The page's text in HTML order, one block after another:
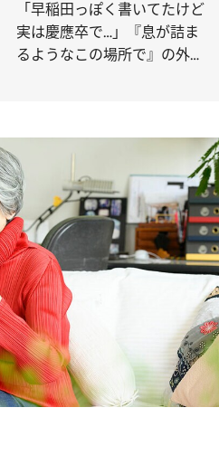
「早稲田っぽく書いてたけど
実は慶應卒で…」『息が詰ま
るようなこの場所で』の外山